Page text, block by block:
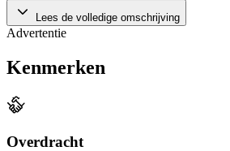
Lees de volledige omschrijving
Advertentie
Kenmerken
Overdracht